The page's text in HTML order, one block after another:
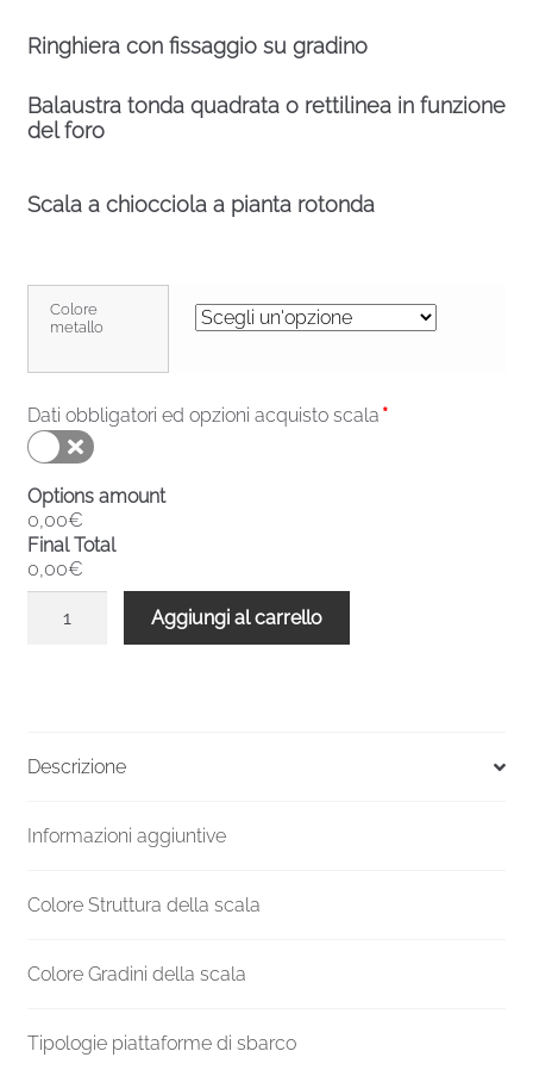
Ringhiera con fissaggio su gradino
Balaustra tonda quadrata o rettilinea in funzione
del foro
Scala a chiocciola a pianta rotonda
Colore
metallo
Dati obbligatori ed opzioni acquisto scala *
Options amount
0,00€
Final Total
0,00€
F20
H
mm
Aggiungi al carrello
Descrizione
Informazioni aggiuntive
Colore Struttura della scala
Colore Gradini della scala
Tipologie piattaforme di sbarco